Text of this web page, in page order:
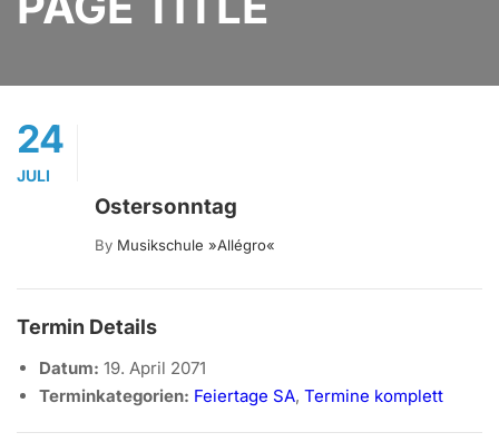
24
JULI
Ostersonntag
By Musikschule »allégro«
Termin Details
Datum: 19. April 2071
Terminkategorien: Feiertage SA, Termine komplett